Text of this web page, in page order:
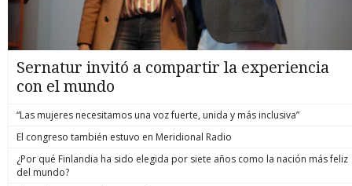
Sernatur invitó a compartir la experiencia
con el mundo
“Las mujeres necesitamos una voz fuerte, unida y más inclusiva”
El congreso también estuvo en Meridional Radio
¿Por qué Finlandia ha sido elegida por siete años como la nación más feliz
del mundo?